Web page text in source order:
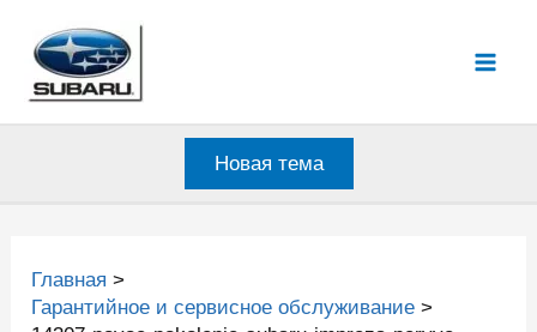
содержимому
Новая тема
Главная
Гарантийное и сервисное обслуживание